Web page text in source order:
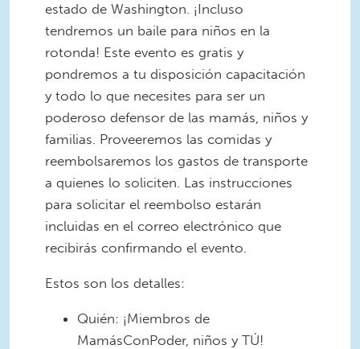
estado de Washington. ¡Incluso
tendremos un baile para niños en la
rotonda! Este evento es gratis y
pondremos a tu disposición capacitación
y todo lo que necesites para ser un
poderoso defensor de las mamás, niños y
familias. Proveeremos las comidas y
reembolsaremos los gastos de transporte
a quienes lo soliciten. Las instrucciones
para solicitar el reembolso estarán
incluidas en el correo electrónico que
recibirás confirmando el evento.
Estos son los detalles:
Quién: ¡Miembros de
MamásConPoder, niños y TÚ!